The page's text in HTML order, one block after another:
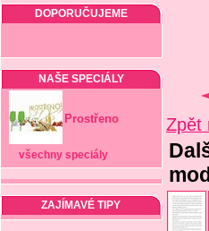
DOPORUČUJEME
NAŠE SPECIÁLY
Prostřeno
všechny speciály
ZAJÍMAVÉ TIPY
Zpět